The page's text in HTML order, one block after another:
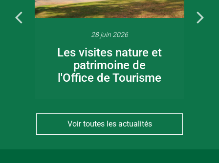
28 juin 2026
Les visites nature et
patrimoine de
l'Office de Tourisme
Voir toutes les actualités